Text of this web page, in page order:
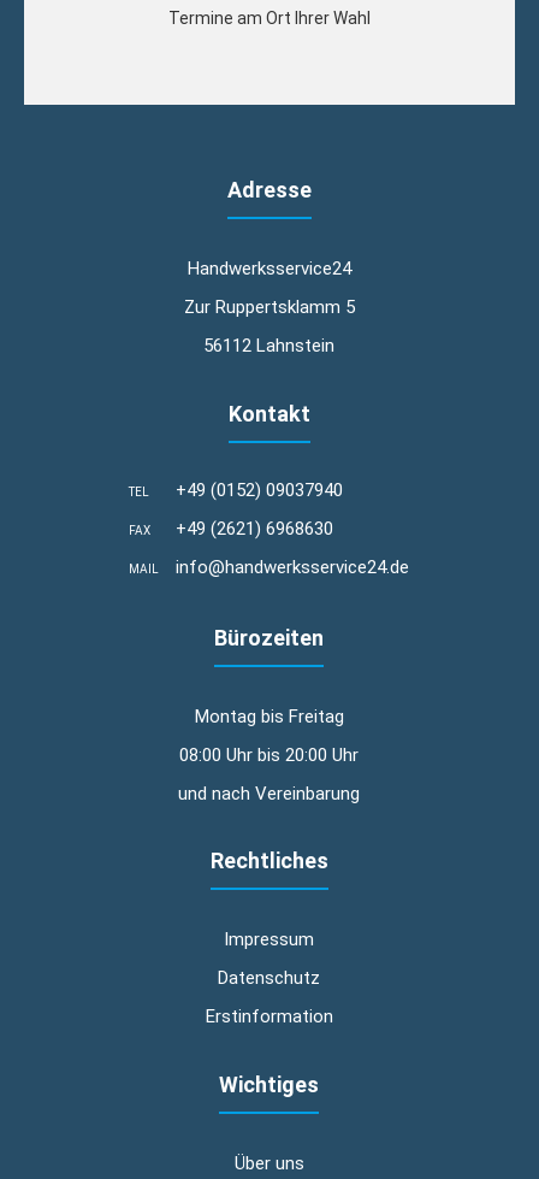
Termine am Ort Ihrer Wahl
Adresse
Handwerksservice24
Zur Ruppertsklamm 5
56112 Lahnstein
Kontakt
TEL +49 (0152) 09037940
FAX +49 (2621) 6968630
MAIL info@handwerksservice24.de
Bürozeiten
Montag bis Freitag
08:00 Uhr bis 20:00 Uhr
und nach Vereinbarung
Rechtliches
Impressum
Datenschutz
Erstinformation
Wichtiges
Über uns